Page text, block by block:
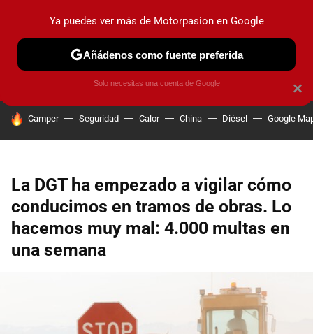
PRUEBAS COCHES ELÉCTRICOS OBSERVATORIO
HOY SE HABLA DE
Camper Seguridad Calor China Diésel Google
La DGT ha empezado a vigilar cómo
conducimos en tramos de obras. Lo
hacemos muy mal: 4.000 multas en
una semana
×
Ya puedes ver más de Motorpasion en Google
Añádenos como fuente preferida
Solo necesitas una cuenta de Google